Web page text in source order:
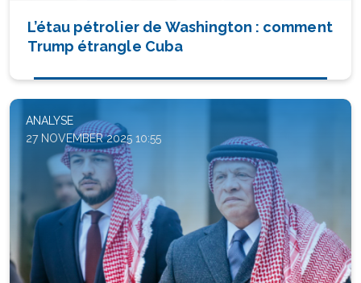
L’étau pétrolier de Washington : comment
Trump étrangle Cuba
ANALYSE
27 NOVEMBER 2025 10:55